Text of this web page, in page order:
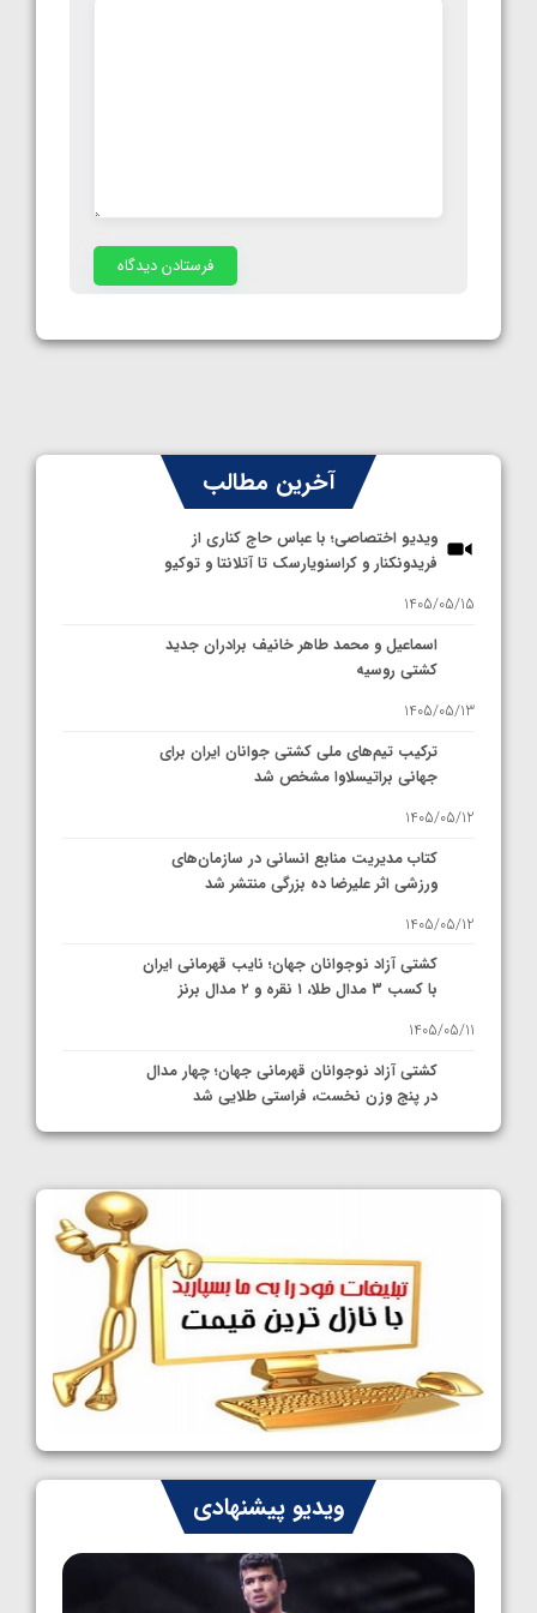
آخرین مطالب
ویدیو اختصاصی؛ با عباس حاج کناری از
فریدونکنار و کراسنویارسک تا آتلانتا و توکیو
1405/05/15
اسماعیل و محمد طاهر خانیف برادران جدید
کشتی روسیه
1405/05/13
ترکیب تیم‌های ملی کشتی جوانان ایران برای
جهانی براتیسلاوا مشخص شد
1405/05/12
کتاب مدیریت منابع انسانی در سازمان‌های
ورزشی اثر علیرضا ده بزرگی منتشر شد
1405/05/12
کشتی آزاد نوجوانان جهان؛ نایب قهرمانی ایران
با کسب ۳ مدال طلا، ۱ نقره و ۲ مدال برنز
1405/05/11
کشتی آزاد نوجوانان قهرمانی جهان؛ چهار مدال
در پنج وزن نخست، فراستی طلایی شد
1405/05/11
کشتی آزاد نوجوانان جهان؛ رقبای نمایندگان
ایران مشخص شدند
1405/05/08
کشتی فرنگی نوجوانان جهان؛ سکوی تیمی
سوم برای ایران
1405/05/07
ایران چشم به راه چهار مدال در پنج وزن دوم
کشتی فرنگی نوجوانان جهان
1405/05/06
ویدیو پیشنهادی